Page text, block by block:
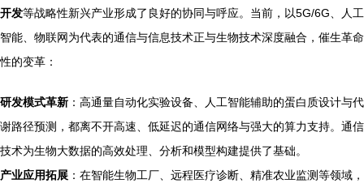
开发等战略性新兴产业形成了良好的协同与呼应。当前，以5G/6G、人工
智能、物联网为代表的通信与信息技术正与生物技术深度融合，催生革命
性的变革：
研发模式革新 ：高通量自动化实验设备、人工智能辅助的蛋白质设计与代
谢路径预测，都离不开高速、低延迟的通信网络与强大的算力支持。通信
技术为生物大数据的高效处理、分析和模型构建提供了基础。
产业应用拓展 ：在智能生物工厂、远程医疗诊断、精准农业监测等领域，